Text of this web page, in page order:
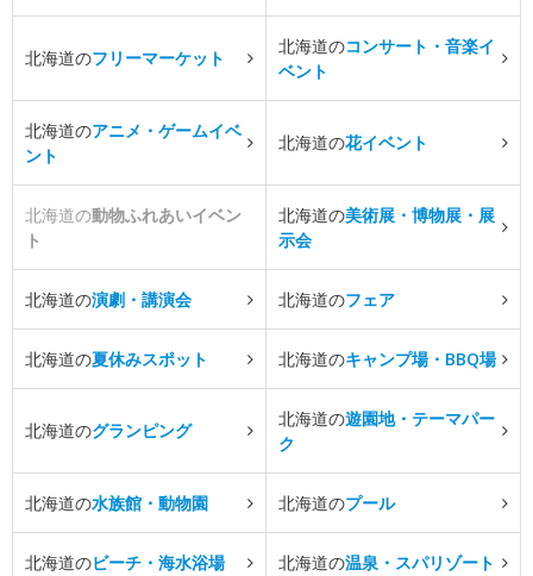
北海道のフリーマーケット
北海道のコンサート・音楽イ
ベント
北海道のアニメ・ゲームイベ
ント
北海道の花イベント
北海道の動物ふれあいイベン
ト
北海道の美術展・博物展・展
示会
北海道の演劇・講演会 北海道のフェア
北海道の夏休みスポット 北海道のキャンプ場・BBQ場
北海道のグランピング
北海道の遊園地・テーマパー
ク
北海道の水族館・動物園 北海道のプール
北海道のビーチ・海水浴場 北海道の温泉・スパリゾート